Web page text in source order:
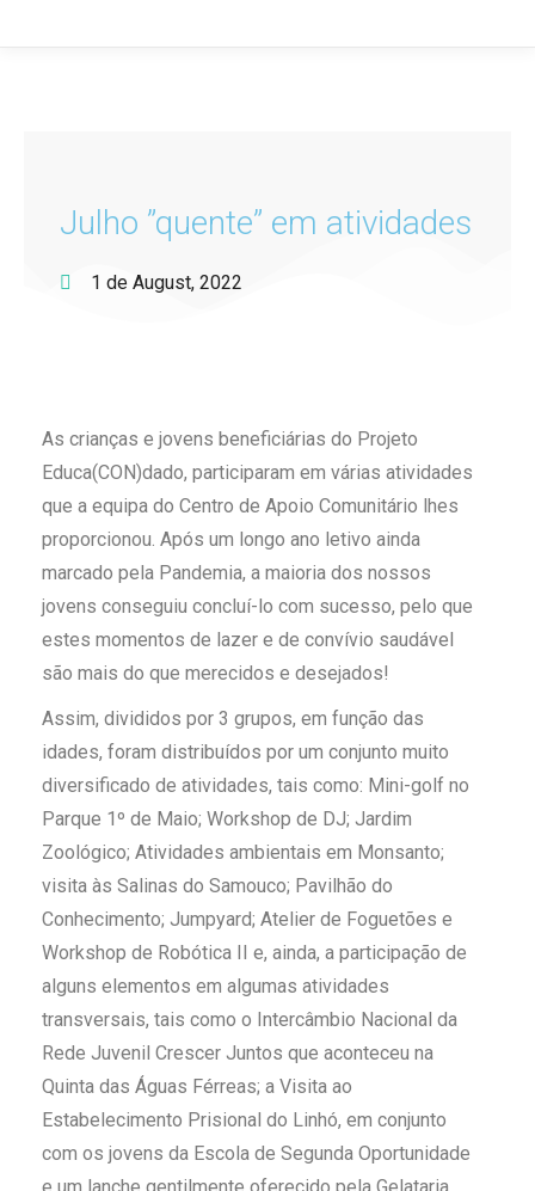
Julho ”quente” em atividades
1 de August, 2022
As crianças e jovens beneficiárias do Projeto
Educa(CON)dado, participaram em várias atividades
que a equipa do Centro de Apoio Comunitário lhes
proporcionou. Após um longo ano letivo ainda
marcado pela Pandemia, a maioria dos nossos
jovens conseguiu concluí-lo com sucesso, pelo que
estes momentos de lazer e de convívio saudável
são mais do que merecidos e desejados!
Assim, divididos por 3 grupos, em função das
idades, foram distribuídos por um conjunto muito
diversificado de atividades, tais como: Mini-golf no
Parque 1º de Maio; Workshop de DJ; Jardim
Zoológico; Atividades ambientais em Monsanto;
visita às Salinas do Samouco; Pavilhão do
Conhecimento; Jumpyard; Atelier de Foguetões e
Workshop de Robótica II e, ainda, a participação de
alguns elementos em algumas atividades
transversais, tais como o Intercâmbio Nacional da
Rede Juvenil Crescer Juntos que aconteceu na
Quinta das Águas Férreas; a Visita ao
Estabelecimento Prisional do Linhó, em conjunto
com os jovens da Escola de Segunda Oportunidade